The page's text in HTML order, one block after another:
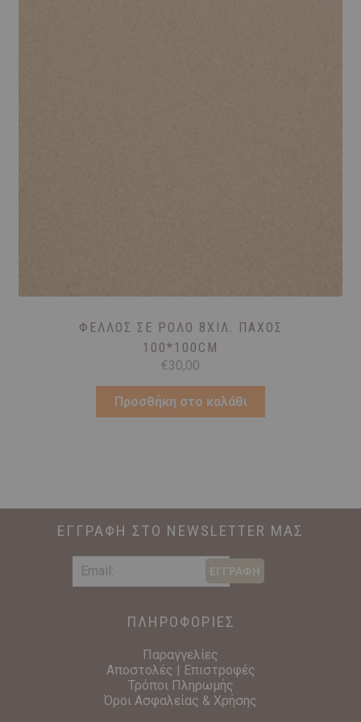
ΦΕΛΛΌΣ ΣΕ ΡΟΛΌ 8ΧΙΛ. ΠΆΧΟΣ
100*100CM
€30,00
Προσθήκη στο καλάθι
ΕΓΓΡΑΦΗ ΣΤΟ NEWSLETTER ΜΑΣ
ΕΓΓΡΑΦΗ
ΠΛΗΡΟΦΟΡΙΕΣ
Παραγγελίες
Αποστολές | Επιστροφές
Τρόποι Πληρωμής
Όροι Ασφαλείας & Χρήσης